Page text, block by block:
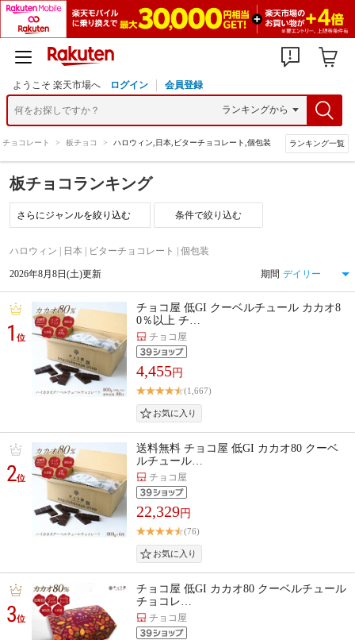
ようこそ 楽天市場へ ログイン 会員登録
チョコレート > 板チョコ > ハロウィン,日本,ビターチョコレート,個包装 ランキング一覧
板チョコランキング
条件で絞り込む
ハロウィン | 日本 | ビターチョコレート | 個包装
2026年8月8日(土)更新 期間
1位
チョコ屋 低GI クーベルチュール カカオ8
0％以上 チ…
チョコ屋
4,455円
(1,667)
2位
送料無料 チョコ屋 低GI カカオ80 クーベ
ルチュール…
チョコ屋
22,329円
(76)
3位
チョコ屋 低GI カカオ80 クーベルチュール
チョコレ…
チョコ屋